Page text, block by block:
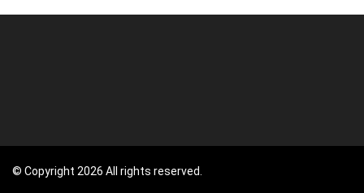
© Copyright 2026 All rights reserved.